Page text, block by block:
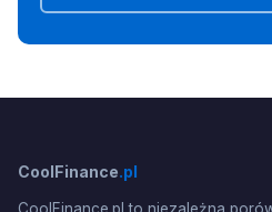
CoolFinance.pl